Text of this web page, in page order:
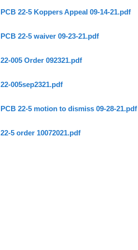
PCB 22-5 Koppers Appeal 09-14-21.pdf
PCB 22-5 waiver 09-23-21.pdf
22-005 Order 092321.pdf
22-005sep2321.pdf
PCB 22-5 motion to dismiss 09-28-21.pdf
22-5 order 10072021.pdf